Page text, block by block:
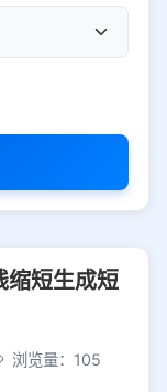
缩短生成短
浏览量：105